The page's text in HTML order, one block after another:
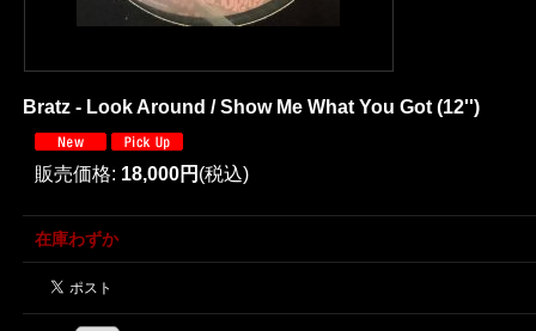
Bratz - Look Around / Show Me What You Got (12'')
販売価格: 18,000円 (税込)
在庫わずか